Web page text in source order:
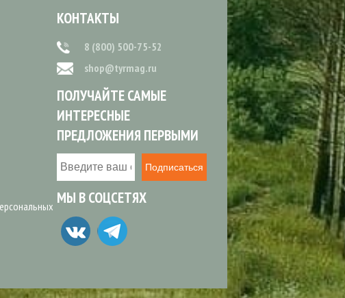
КОНТАКТЫ
8 (800) 500-75-52
shop@tyrmag.ru
ПОЛУЧАЙТЕ САМЫЕ
ИНТЕРЕСНЫЕ
ПРЕДЛОЖЕНИЯ ПЕРВЫМИ
Подписаться
МЫ В СОЦСЕТЯХ